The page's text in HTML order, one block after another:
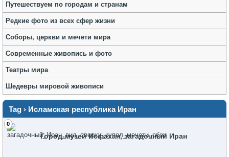
Путешествуем по городам и странам
Редкие фото из всех сфер жизни
Соборы, церкви и мечети мира
Современные живопись и фото
Театры мира
Шедевры мировой живописи
Tag › Исламская республика Иран
0
Город-музей Исфахан, загадочный Иран